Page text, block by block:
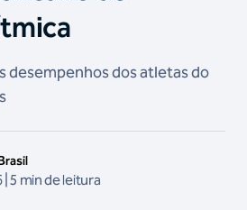
desempenhos dos atletas do
| 5 min de leitura